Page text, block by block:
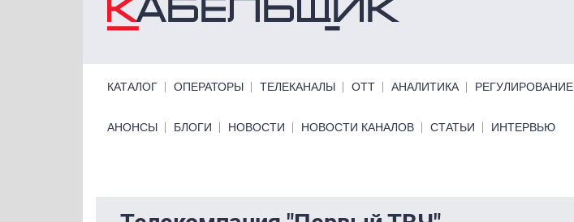
КАТАЛОГ ОПЕРАТОРЫ ТЕЛЕКАНАЛЫ ОТТ АНАЛИТИКА РЕГУЛИРОВАНИЕ
Primary links bottom
АНОНСЫ БЛОГИ НОВОСТИ НОВОСТИ КАНАЛОВ СТАТЬИ ИНТЕРВЬЮ